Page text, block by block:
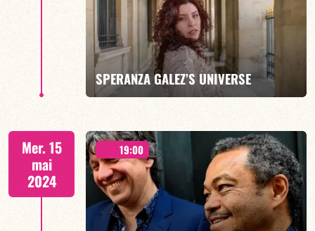
LE 4E JOUR AU MATIN - JAZZ DE DEMAIN - 19H00
SPERANZA GALEZ’S UNIVERSE
SPECIALE CHICO BUARQUE - 21H00
Mer. 15
mai
2024
19:00